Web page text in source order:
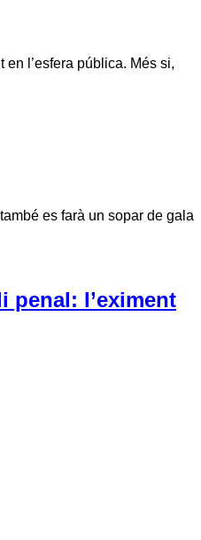
l’esfera pública. Més si,
es farà un sopar de gala
penal: l’eximent